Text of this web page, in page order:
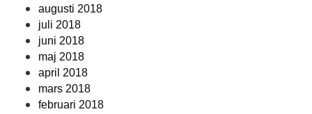
augusti 2018
juli 2018
juni 2018
maj 2018
april 2018
mars 2018
februari 2018